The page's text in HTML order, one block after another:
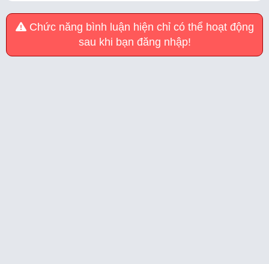
Chức năng bình luận hiện chỉ có thể hoạt động
sau khi bạn đăng nhập!